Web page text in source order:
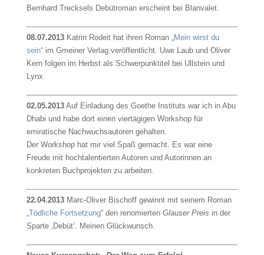
Bernhard Trecksels Debütroman erscheint bei Blanvalet.
08.07.2013Katrin Rodeit hat ihren Roman „Mein wirst du
sein“ im Gmeiner Verlag veröffentlicht. Uwe Laub und Oliver
Kern folgen im Herbst als Schwerpunktitel bei Ullstein und
Lynx.
02.05.2013Auf Einladung des Goethe Instituts war ich in Abu
Dhabi und habe dort einen viertägigen Workshop für
emiratische Nachwuchsautoren gehalten.
Der Workshop hat mir viel Spaß gemacht. Es war eine
Freude mit hochtalentierten Autoren und Autorinnen an
konkreten Buchprojekten zu arbeiten.
22.04.2013Marc-Oliver Bischoff gewinnt mit seinem Roman
„Tödliche Fortsetzung“ den renomierten Glauser Preis in der
Sparte ‚Debüt‘. Meinen Glückwunsch.